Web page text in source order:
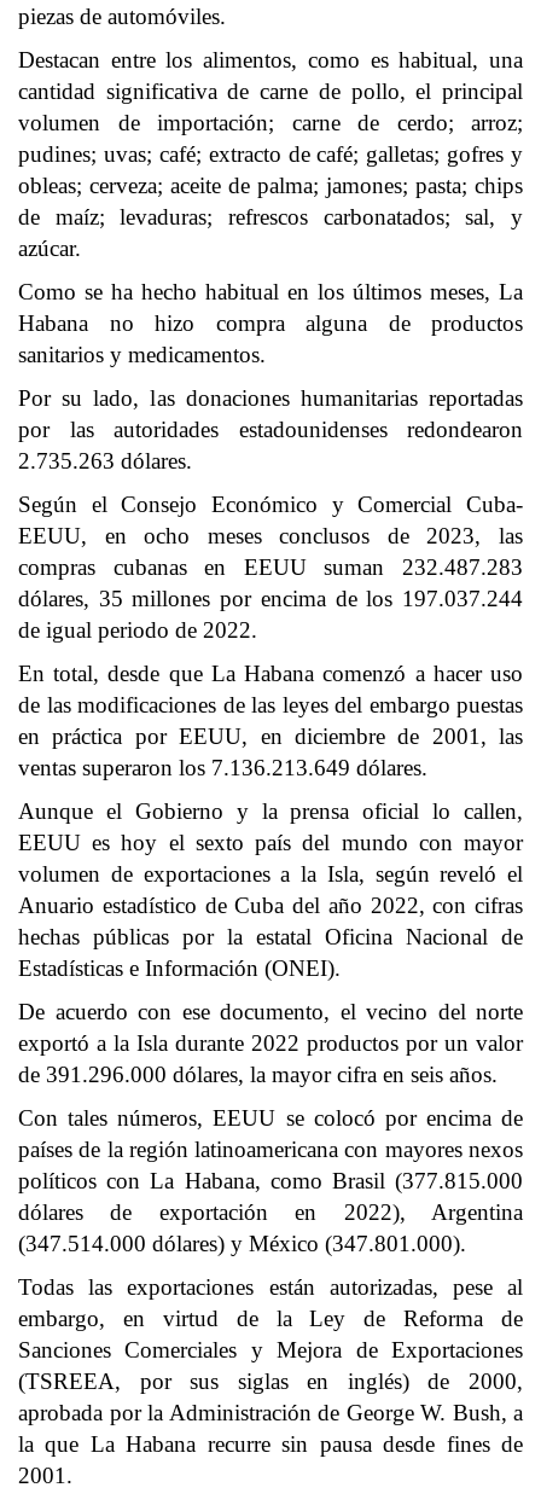
piezas de automóviles.
Destacan entre los alimentos, como es habitual, una
cantidad significativa de carne de pollo, el principal
volumen de importación; carne de cerdo; arroz;
pudines; uvas; café; extracto de café; galletas; gofres y
obleas; cerveza; aceite de palma; jamones; pasta; chips
de maíz; levaduras; refrescos carbonatados; sal, y
azúcar.
Como se ha hecho habitual en los últimos meses, La
Habana no hizo compra alguna de productos
sanitarios y medicamentos.
Por su lado, las donaciones humanitarias reportadas
por las autoridades estadounidenses redondearon
2.735.263 dólares.
Según el Consejo Económico y Comercial Cuba-
EEUU, en ocho meses conclusos de 2023, las
compras cubanas en EEUU suman 232.487.283
dólares, 35 millones por encima de los 197.037.244
de igual periodo de 2022.
En total, desde que La Habana comenzó a hacer uso
de las modificaciones de las leyes del embargo puestas
en práctica por EEUU, en diciembre de 2001, las
ventas superaron los 7.136.213.649 dólares.
Aunque el Gobierno y la prensa oficial lo callen,
EEUU es hoy el sexto país del mundo con mayor
volumen de exportaciones a la Isla, según reveló el
Anuario estadístico de Cuba del año 2022, con cifras
hechas públicas por la estatal Oficina Nacional de
Estadísticas e Información (ONEI).
De acuerdo con ese documento, el vecino del norte
exportó a la Isla durante 2022 productos por un valor
de 391.296.000 dólares, la mayor cifra en seis años.
Con tales números, EEUU se colocó por encima de
países de la región latinoamericana con mayores nexos
políticos con La Habana, como Brasil (377.815.000
dólares de exportación en 2022), Argentina
(347.514.000 dólares) y México (347.801.000).
Todas las exportaciones están autorizadas, pese al
embargo, en virtud de la Ley de Reforma de
Sanciones Comerciales y Mejora de Exportaciones
(TSREEA, por sus siglas en inglés) de 2000,
aprobada por la Administración de George W. Bush, a
la que La Habana recurre sin pausa desde fines de
2001.